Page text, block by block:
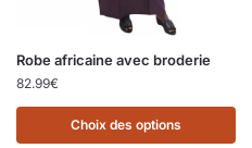
Robe africaine avec broderie
82.99€
Choix des options